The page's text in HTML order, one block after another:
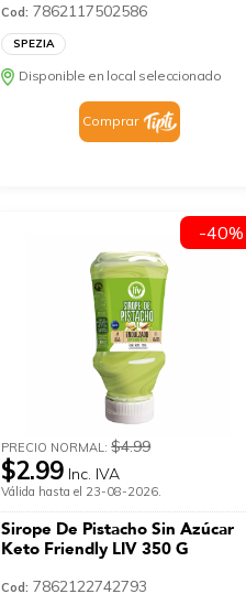
Cod: 7862117502586
SPEZIA
Disponible en local seleccionado
Comprar
PRECIO NORMAL:$4.99
$2.99 Inc. IVA
Válida hasta el 23-08-2026.
Sirope De Pistacho Sin Azúcar
Keto Friendly LIV 350 G
Cod: 7862122742793
-40%